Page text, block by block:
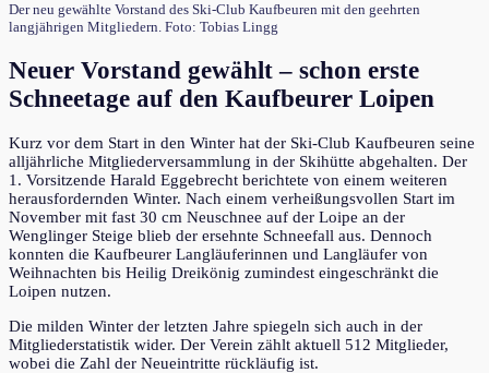
Der neu gewählte Vorstand des Ski-Club Kaufbeuren mit den geehrten
langjährigen Mitgliedern. Foto: Tobias Lingg
Neuer Vorstand gewählt – schon erste
Schneetage auf den Kaufbeurer Loipen
Kurz vor dem Start in den Winter hat der Ski-Club Kaufbeuren seine
alljährliche Mitgliederversammlung in der Skihütte abgehalten. Der
1. Vorsitzende Harald Eggebrecht berichtete von einem weiteren
herausfordernden Winter. Nach einem verheißungsvollen Start im
November mit fast 30 cm Neuschnee auf der Loipe an der
Wenglinger Steige blieb der ersehnte Schneefall aus. Dennoch
konnten die Kaufbeurer Langläuferinnen und Langläufer von
Weihnachten bis Heilig Dreikönig zumindest eingeschränkt die
Loipen nutzen.
Die milden Winter der letzten Jahre spiegeln sich auch in der
Mitgliederstatistik wider. Der Verein zählt aktuell 512 Mitglieder,
wobei die Zahl der Neueintritte rückläufig ist.